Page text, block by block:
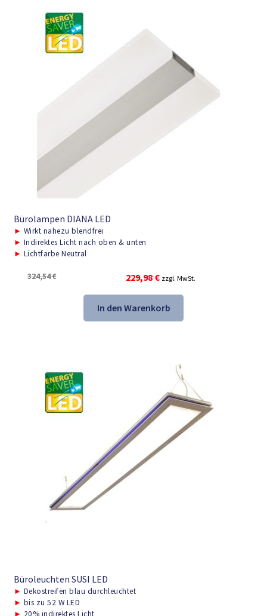
Bürolampen DIANA LED
► Wirkt nahezu blendfrei
► Indirektes Licht nach oben & unten
► Lichtfarbe Neutral
324,54€
Ursprünglicher
Preis
war:
324,54 €
229,98 €Aktueller
Preis
ist:
229,98 €.
zzgl. MwSt.
In den Warenkorb
Büroleuchten SUSI LED
► Dekostreifen blau durchleuchtet
► bis zu 52 W LED
► 20% indirektes Licht